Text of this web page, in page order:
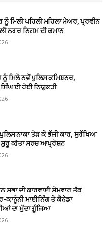
ਮਿਲੀ ਪਹਿਲੀ ਮਹਿਲਾ ਮੇਅਰ, ਪ੍ਰਵੀਨ
ਨਗਰ ਨਿਗਮ ਦੀ ਕਮਾਨ
ਮਿਲੇ ਨਵੇਂ ਪੁਲਿਸ ਕਮਿਸ਼ਨਰ,
ਦੀ ਹੋਈ ਨਿਯੁਕਤੀ
ਨਾਕਾ ਤੋੜ ਕੇ ਭੱਜੀ ਕਾਰ, ਸੁਰੱਖਿਆ
ਕੀਤਾ ਸਰਚ ਆਪ੍ਰੇਸ਼ਨ
ਸਭਾ ਦੀ ਕਾਰਵਾਈ ਸੋਮਵਾਰ ਤੱਕ
ਕਾਨੂੰਨੀ ਮਾਈਨਿੰਗ ਤੇ ਕੈਨੇਡਾ
ਦਾ ਮੁੱਦਾ ਗੂੰਜਿਆ